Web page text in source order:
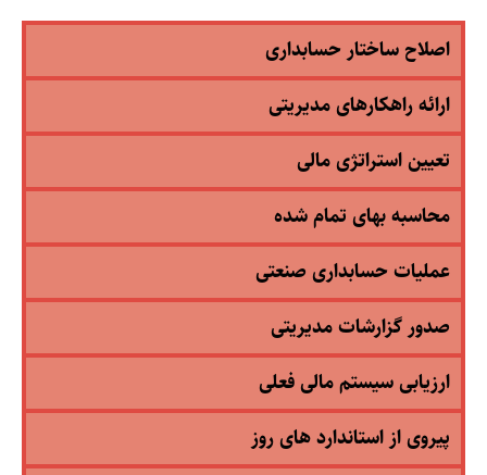
اصلاح ساختار حسابداری
ارائه راهکارهای مدیریتی
تعیین استراتژی مالی
محاسبه بهای تمام شده
عملیات حسابداری صنعتی
صدور گزارشات مدیریتی
ارزیابی سیستم مالی فعلی
پیروی از استاندارد های روز